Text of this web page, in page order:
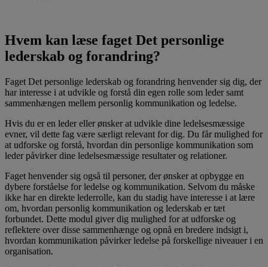
Hvem kan læse faget Det personlige
lederskab og forandring?
Faget Det personlige lederskab og forandring henvender sig dig, der
har interesse i at udvikle og forstå din egen rolle som leder samt
sammenhængen mellem personlig kommunikation og ledelse.
Hvis du er en leder eller ønsker at udvikle dine ledelsesmæssige
evner, vil dette fag være særligt relevant for dig. Du får mulighed for
at udforske og forstå, hvordan din personlige kommunikation som
leder påvirker dine ledelsesmæssige resultater og relationer.
Faget henvender sig også til personer, der ønsker at opbygge en
dybere forståelse for ledelse og kommunikation. Selvom du måske
ikke har en direkte lederrolle, kan du stadig have interesse i at lære
om, hvordan personlig kommunikation og lederskab er tæt
forbundet. Dette modul giver dig mulighed for at udforske og
reflektere over disse sammenhænge og opnå en bredere indsigt i,
hvordan kommunikation påvirker ledelse på forskellige niveauer i en
organisation.